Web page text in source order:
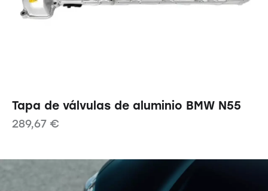
Tapa de válvulas de aluminio BMW N55
289,67 €